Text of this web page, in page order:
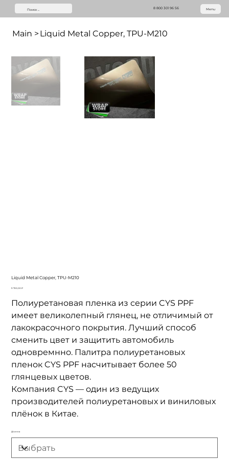
8 800 301 96 56 Menu
Main > Liquid Metal Copper, TPU-M210
Liquid Metal Copper, TPU-M210
Цена
9 700,00 ₽
Полиуретановая пленка из серии CYS PPF
имеет великолепный глянец, не отличимый от
лакокрасочного покрытия. Лучший способ
сменить цвет и защитить автомобиль
одновремнно. Палитра полиуретановых
пленок CYS PPF насчитывает более 50
глянцевых цветов.
Компания CYS — один из ведущих
производителей полиуретановых и виниловых
плёнок в Китае.
Длинна